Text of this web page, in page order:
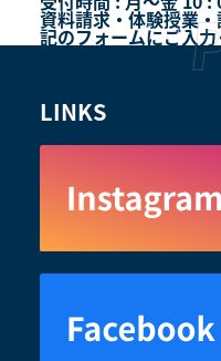
資料請求・体験授業
記のフォームにご入力
LINKS